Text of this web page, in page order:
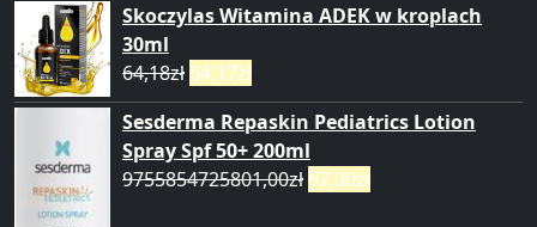
Skoczylas Witamina ADEK w kroplach
30ml
64,18zł 64,17zł
Sesderma Repaskin Pediatrics Lotion
Spray Spf 50+ 200ml
9755854725801,00zł 97,00zł